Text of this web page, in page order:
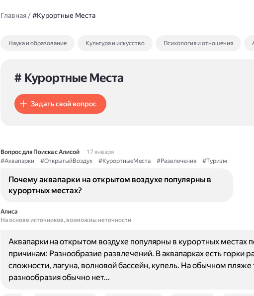
Главная/#Курортные Места
Наука и образование Культура и искусство Психология и отношения
# Курортные Места
Задать свой вопрос
Вопрос для Поиска с Алисой
17 января
#Аквапарки
#ОткрытыйВоздух #КурортныеМеста #Развлечения #Туризм
Почему аквапарки на открытом воздухе популярны в
курортных местах?
Алиса
На основе источников, возможны неточности
Аквапарки на открытом воздухе популярны в курортных местах
причинам: Разнообразие развлечений. В аквапарках есть горки
сложности, лагуна, волновой бассейн, купель. На обычном пляже
разнообразия обычно нет…